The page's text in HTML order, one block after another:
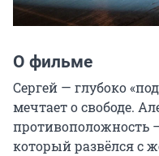
О фильме
Сергей — глубоко
мечтает о свободе.
противоположность
который развёлся с